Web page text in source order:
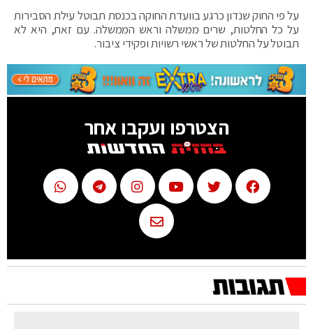
על פי החוק שנדון כרגע בוועדת החוקה בכנסת תבוטל עילת הסבירות
על כל החלטות, שרים ממשלה וראש הממשלה. עם זאת, היא לא
תבוטל על החלטות של ראשי רשויות ופקידי ציבור.
הצטרפו ועקבו אחר